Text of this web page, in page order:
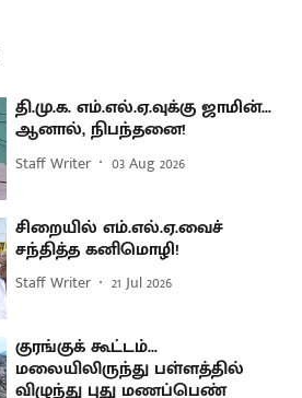
தி.மு.க. எம்.எல்.ஏ.வுக்கு ஜாமின்...
ஆனால், நிபந்தனை!
Staff Writer 03 Aug 2026
சிறையில் எம்.எல்.ஏ.வைச்
சந்தித்த கனிமொழி!
Staff Writer 21 Jul 2026
குரங்குக் கூட்டம்...
மலையிலிருந்து பள்ளத்தில்
விழுந்து புது மணப்பெண்